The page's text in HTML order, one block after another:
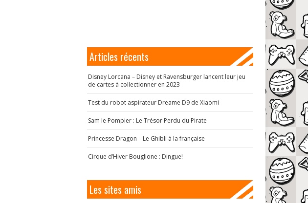
Articles récents
Disney Lorcana – Disney et Ravensburger lancent leur jeu
de cartes à collectionner en 2023
Test du robot aspirateur Dreame D9 de Xiaomi
Sam le Pompier : Le Trésor Perdu du Pirate
Princesse Dragon – Le Ghibli à la française
Cirque d’Hiver Bouglione : Dingue!
Les sites amis